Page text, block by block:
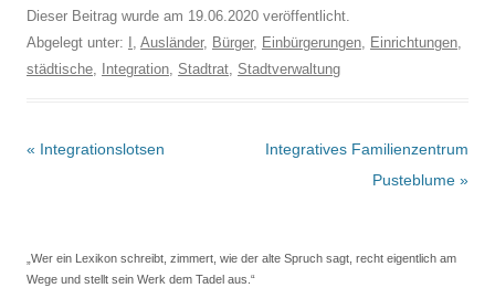
Dieser Beitrag wurde am 19.06.2020 veröffentlicht.
Abgelegt unter:
, Ausländer, Bürger, Einbürgerungen, Einrichtungen,
städtische, Integration, Stadtrat, Stadtverwaltung
Beitrags-
« Integrationslotsen
Integratives Familienzentrum
Pusteblume »
„Wer ein Lexikon schreibt, zimmert, wie der alte Spruch sagt, recht eigentlich am
Wege und stellt sein Werk dem Tadel aus.“